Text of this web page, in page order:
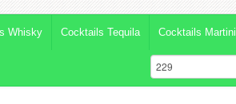
Whisky Cocktails Tequila Cocktails Martini